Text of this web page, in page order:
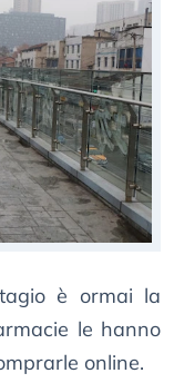
è ormai la
le hanno
online.